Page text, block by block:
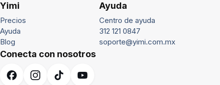
Yimi
Precios
Ayuda
Blog
Ayuda
Centro de ayuda
312 121 0847
soporte@yimi.com.mx
Conecta con nosotros